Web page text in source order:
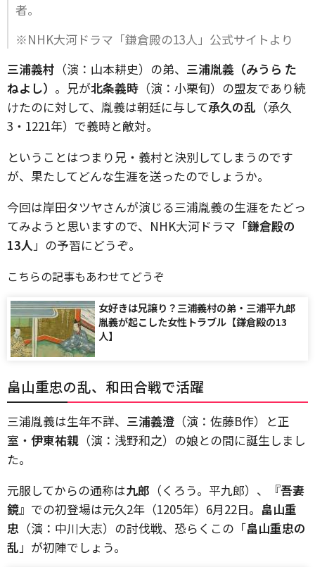
者。
※NHK大河ドラマ「鎌倉殿の13人」公式サイトより
三浦義村 （演：山本耕史）の弟、 三浦胤義（みうら た
ねよし） 。兄が北条義時 （演：小栗旬）の盟友であり続
けたのに対して、胤義は朝廷に与して承久の乱 （承久
3・1221年）で義時と敵対。
ということはつまり兄・義村と決別してしまうのです
が、果たしてどんな生涯を送ったのでしょうか。
今回は岸田タツヤさんが演じる三浦胤義の生涯をたどっ
てみようと思いますので、NHK大河ドラマ「鎌倉殿の
13人」の予習にどうぞ。
こちらの記事もあわせてどうぞ
女好きは兄譲り？三浦義村の弟・三浦平九郎
胤義が起こした女性トラブル【鎌倉殿の13
人】
畠山重忠の乱、和田合戦で活躍
三浦胤義は生年不詳、 三浦義澄 （演：佐藤B作）と正
室・ 伊東祐親 （演：浅野和之）の娘との間に誕生しまし
た。
元服してからの通称は九郎 （くろう。平九郎）、『吾妻
鏡』での初登場は元久2年（1205年）6月22日。 畠山重
忠 （演：中川大志）の討伐戦、恐らくこの「畠山重忠の
乱」が初陣でしょう。